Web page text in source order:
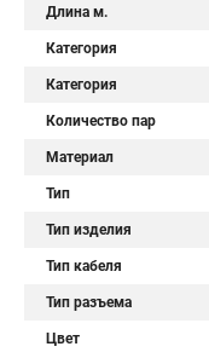
Длина м.
Категория
Категория
Количество пар
Материал
Тип
Тип изделия
Тип кабеля
Тип разъема
Цвет